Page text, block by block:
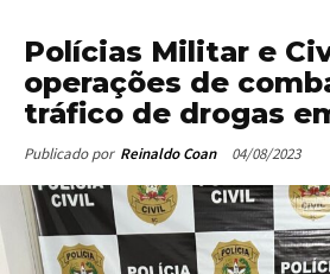
Polícias Militar e
operações de
tráfico de drogas
Publicado por Reinaldo Coan 04/08/2023